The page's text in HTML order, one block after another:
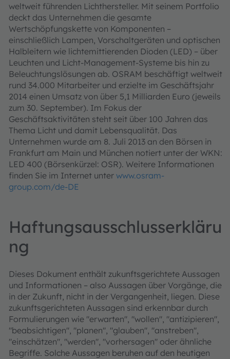
weltweit führenden Lichthersteller. Mit seinem Portfolio
deckt das Unternehmen die gesamte
Wertschöpfungskette von Komponenten –
einschließlich Lampen, Vorschaltgeräten und optischen
Halbleitern wie lichtemittierenden Dioden (LED) – über
Leuchten und Licht-Management-Systeme bis hin zu
Beleuchtungslösungen ab. OSRAM beschäftigt weltweit
rund 34.000 Mitarbeiter und erzielte im Geschäftsjahr
2014 einen Umsatz von über 5,1 Milliarden Euro (jeweils
zum 30. September). Im Fokus der
Geschäftsaktivitäten steht seit über 100 Jahren das
Thema Licht und damit Lebensqualität. Das
Unternehmen wurde am 8. Juli 2013 an den Börsen in
Frankfurt am Main und München notiert unter der WKN:
LED 400 (Börsenkürzel: OSR). Weitere Informationen
finden Sie im Internet unter www.osram-
group.com/de-DE
Haftungsausschlusserkläru
ng
Dieses Dokument enthält zukunftsgerichtete Aussagen
und Informationen – also Aussagen über Vorgänge, die
in der Zukunft, nicht in der Vergangenheit, liegen. Diese
zukunftsgerichteten Aussagen sind erkennbar durch
Formulierungen wie "erwarten", "wollen", "antizipieren",
"beabsichtigen", "planen", "glauben", "anstreben",
"einschätzen", "werden", "vorhersagen" oder ähnliche
Begriffe. Solche Aussagen beruhen auf den heutigen